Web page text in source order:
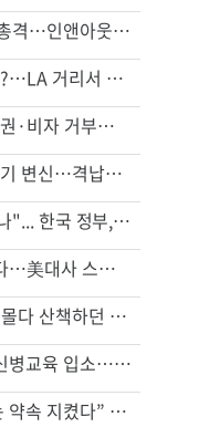
드라이브스루서 시작된 총격…인앤아웃 참사 영상 공개
광고판 안에 사람이 산다?…LA 거리서 화제
서류 하나만 빠져도 영주권·비자 거부…심사관 재량권 대폭 확대
74m짜리 보잉777, 화물기 변신…격납고서 ‘보물’ 찾는 인천공항
"65세 복수국적 빗장 푸나"... 한국 정부, 연령 완화 전면 추진
넷플 ‘외교관’ 현실판 떴다…美대사 스틸 지키는 ‘신 스틸러’
7세·4세 형제가 부모 차 몰다 산책하던 여성 들이받아
천하람, 현역 의원 최초 신병교육 입소…논산서 2박3일 생활
“요양원 보내지 않겠다는 약속 지켰다” 91세 남성, 아내 살해 혐의